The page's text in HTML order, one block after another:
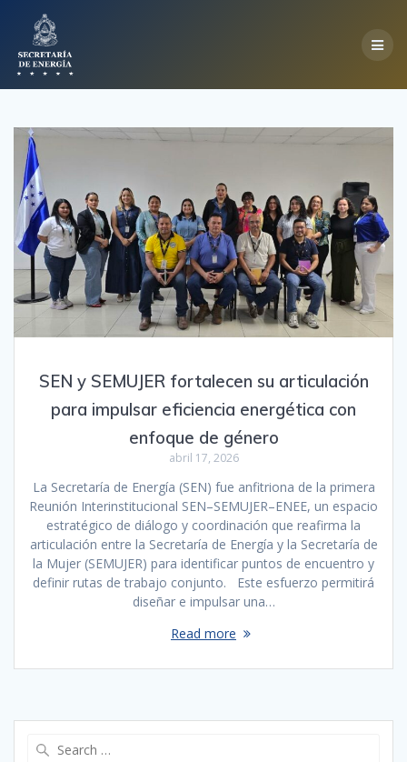
SEN y SEMUJER fortalecen su articulación
para impulsar eficiencia energética con
enfoque de género
abril 17, 2026
La Secretaría de Energía (SEN) fue anfitriona de la primera
Reunión Interinstitucional SEN–SEMUJER–ENEE, un espacio
estratégico de diálogo y coordinación que reafirma la
articulación entre la Secretaría de Energía y la Secretaría de
la Mujer (SEMUJER) para identificar puntos de encuentro y
definir rutas de trabajo conjunto. Este esfuerzo permitirá
diseñar e impulsar una…
Read more